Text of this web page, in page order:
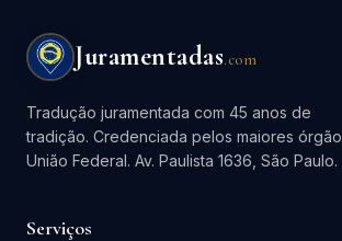
Juramentadas.com
Tradução juramentada com 45 anos de
tradição. Credenciada pelos maiores
União Federal. Av. Paulista 1636, São Paulo.
Serviços